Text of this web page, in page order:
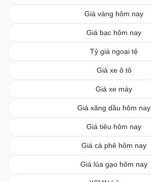
Giá vàng hôm nay
Giá bạc hôm nay
Tỷ giá ngoại tệ
Giá xe ô tô
Giá xe máy
Giá xăng dầu hôm nay
Giá tiêu hôm nay
Giá cà phê hôm nay
Giá lúa gạo hôm nay